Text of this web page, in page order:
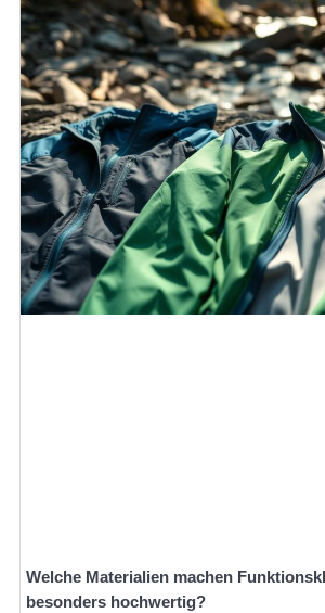
Welche Materialien machen
besonders hochwertig?